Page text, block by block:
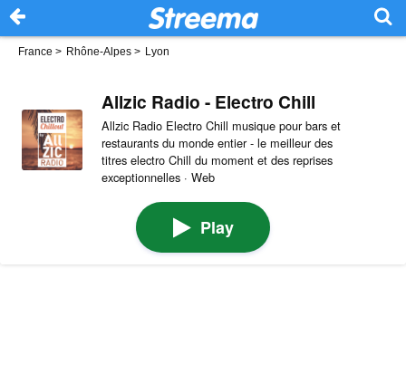
France > Rhône-Alpes > Lyon
Allzic Radio - Electro Chill
Allzic Radio Electro Chill musique pour bars et
restaurants du monde entier - le meilleur des
titres electro Chill du moment et des reprises
exceptionnelles · Web
Play